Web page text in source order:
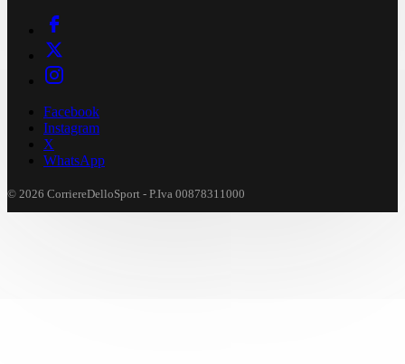
Facebook
Instagram
X
WhatsApp
© 2026 CorriereDelloSport - P.Iva 00878311000